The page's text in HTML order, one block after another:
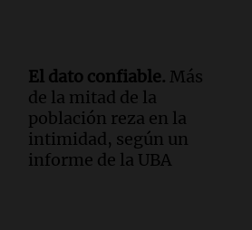
El dato confiable. Más
de la mitad de la
población reza en la
intimidad, según un
informe de la UBA